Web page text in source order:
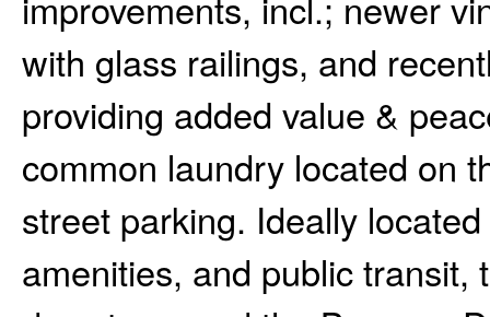
with glass railings, and
providing added value &
common laundry located on
street parking. Ideally
amenities, and public transit,